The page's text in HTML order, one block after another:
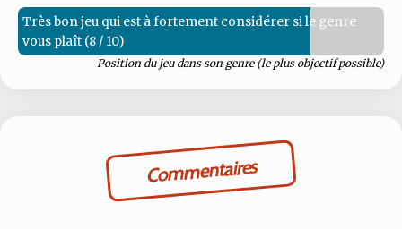
Très bon jeu qui est à fortement considérer si le genre
vous plaît (8 / 10)
Position du jeu dans son genre (le plus objectif possible)
Commentaires